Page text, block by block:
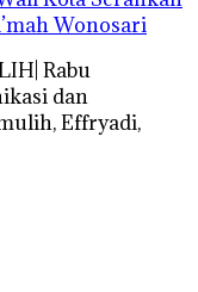
Wonosari
Rabu
dan
Effryadi,